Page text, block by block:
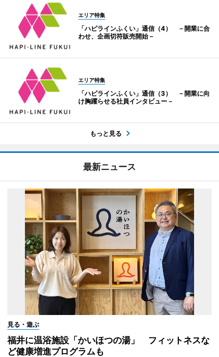
エリア特集
「ハピラインふくい」通信（4） －開業に合
わせ、企画切符販売開始－
エリア特集
「ハピラインふくい」通信（3） －開業に向
け胸躍らせる社員インタビュー－
もっと見る
最新ニュース
見る・遊ぶ
福井に温浴施設「かいほつの湯」 フィットネスな
ど健康増進プログラムも